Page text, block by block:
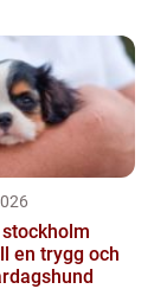
en trygg och